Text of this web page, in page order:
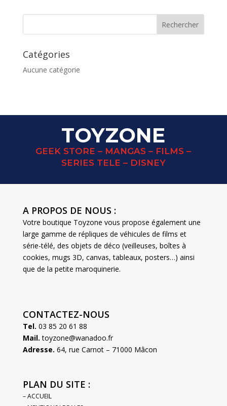
Catégories
Aucune catégorie
TOYZONE
GEEK STORE – MANGAS – FILMS –
SERIES TELE – DISNEY
A PROPOS DE NOUS :
Votre boutique Toyzone vous propose également une
large gamme de répliques de véhicules de films et
série-télé, des objets de déco (veilleuses, boîtes à
cookies, mugs 3D, canvas, tableaux, posters…) ainsi
que de la petite maroquinerie.
CONTACTEZ-NOUS
Tel. 03 85 20 61 88
Mail. toyzone@wanadoo.fr
Adresse. 64, rue Carnot – 71000 Mâcon
PLAN DU SITE :
– ACCUEIL